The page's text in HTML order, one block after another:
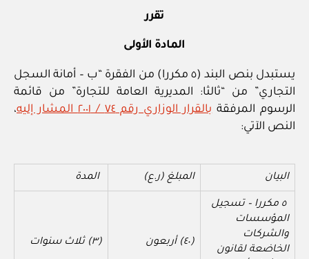
تقرر
المادة الأولى
يستبدل بنص البند (٥ مكررا) من الفقرة “ب – أمانة السجل
التجاري” من “ثالثا: المديرية العامة للتجارة” من قائمة
الرسوم المرفقةبالقرار الوزاري رقم ٧٤ / ٢٠٠١ المشار إليه
،
النص الآتي:
البيان المبلغ (ر.ع) المدة
٥ مكررا – تسجيل
المؤسسات
والشركات
الخاضعة لقانون
(٤٠) أربعون (٣) ثلاث سنوات